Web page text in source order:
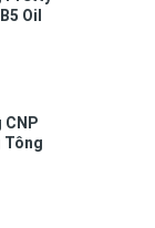
Oil
SPF
Hồi
Cho
CNP
Tông
50ml